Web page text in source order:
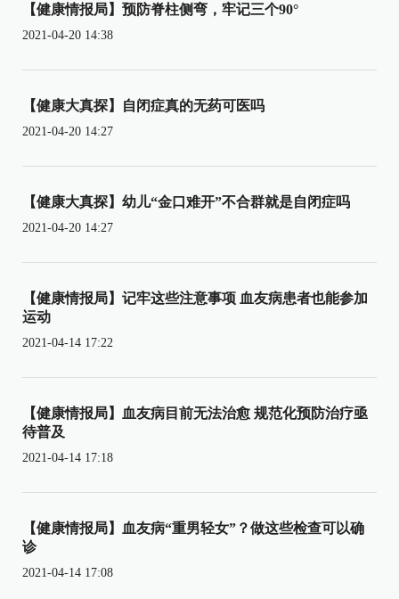
【健康情报局】预防脊柱侧弯，牢记三个90°
2021-04-20 14:38
【健康大真探】自闭症真的无药可医吗
2021-04-20 14:27
【健康大真探】幼儿“金口难开”不合群就是自闭症吗
2021-04-20 14:27
【健康情报局】记牢这些注意事项 血友病患者也能参加
运动
2021-04-14 17:22
【健康情报局】血友病目前无法治愈 规范化预防治疗亟
待普及
2021-04-14 17:18
【健康情报局】血友病“重男轻女”？做这些检查可以确
诊
2021-04-14 17:08